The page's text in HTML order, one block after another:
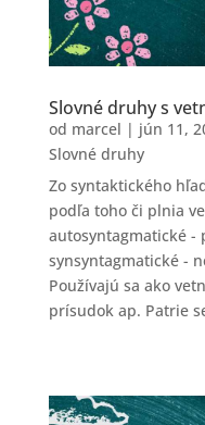
Slovné druhy s
od marcel | jún 11,
Slovné druhy
Zo syntaktického
podľa toho či plnia
autosyntagmatické -
synsyntagmatické -
Používajú sa ako
prísudok ap. Patrie